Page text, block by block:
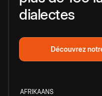
dialectes
Découvrez
AFRIKAANS